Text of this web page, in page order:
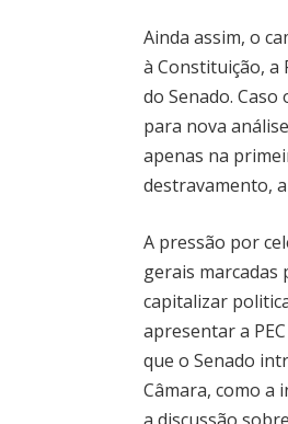
Ainda assim, o
à Constituição, a
do Senado.
para nova
apenas na
destravamento,
A pressão por
gerais
capitalizar
apresentar a
que o Senado
Câmara, como a